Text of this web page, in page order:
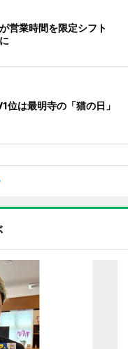
営業時間を限定シフト
位は最明寺の「猫の日」